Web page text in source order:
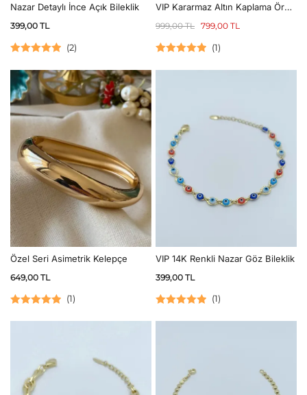
Nazar Detaylı İnce Açık Bileklik
399,00 TL
5.00oy aldı
(2)
VIP Kararmaz Altın Kaplama Örgü
999,00TL 799,00 TL
(1)
Özel Seri Asimetrik Kelepçe
649,00 TL
(1)
VIP 14K Renkli Nazar Göz Bileklik
399,00 TL
(1)